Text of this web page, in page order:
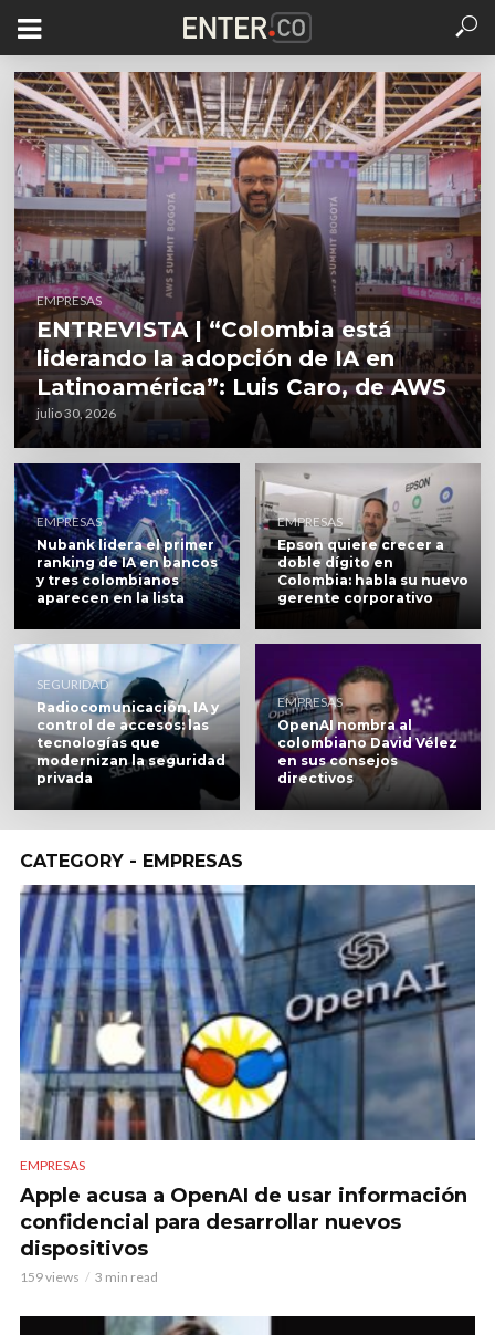
EMPRESAS
ENTREVISTA | “Colombia está
liderando la adopción de IA en
Latinoamérica”: Luis Caro, de AWS
julio 30, 2026
EMPRESAS
Nubank lidera el primer
ranking de IA en bancos
y tres colombianos
aparecen en la lista
EMPRESAS
Epson quiere crecer a
doble dígito en
Colombia: habla su nuevo
gerente corporativo
SEGURIDAD
Radiocomunicación, IA y
control de accesos: las
tecnologías que
modernizan la seguridad
privada
EMPRESAS
OpenAI nombra al
colombiano David Vélez
en sus consejos
directivos
CATEGORY - EMPRESAS
EMPRESAS
Apple acusa a OpenAI de usar información
confidencial para desarrollar nuevos
dispositivos
159 views 3 min read